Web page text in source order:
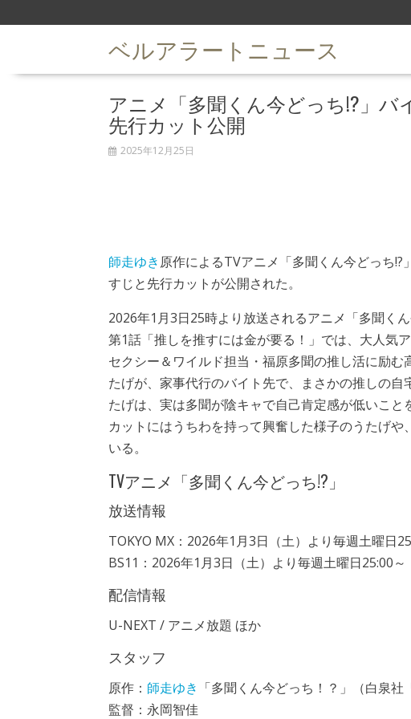
k
ベルアラートニュース
アニメ「多聞くん今どっち!?」バ
先行カット公開
2025年12月25日
師走ゆき原作によるTVアニメ「多聞くん今どっち!?
すじと先行カットが公開された。
2026年1月3日25時より放送されるアニメ「多聞くん
第1話「推しを推すには金が要る！」では、大人気
セクシー＆ワイルド担当・福原多聞の推し活に励む
たげが、家事代行のバイト先で、まさかの推しの自
たげは、実は多聞が陰キャで自己肯定感が低いこ
カットにはうちわを持って興奮した様子のうたげ
いる。
TVアニメ「多聞くん今どっち!?」
放送情報
TOKYO MX：2026年1月3日（土）より毎週土曜日
BS11：2026年1月3日（土）より毎週土曜日25:00～
配信情報
U-NEXT / アニメ放題 ほか
スタッフ
原作： 師走ゆき 「多聞くん今どっち！？」（白泉社
監督：永岡智佳